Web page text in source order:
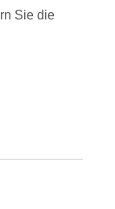
Sie die